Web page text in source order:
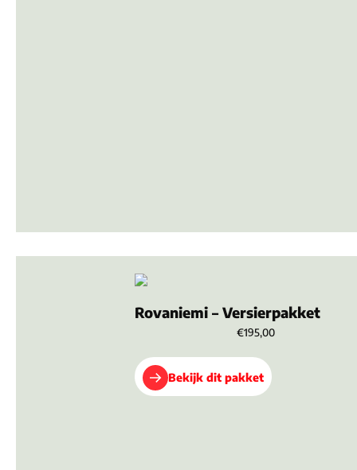
Rovaniemi – Versierpakket
€195,00
Bekijk dit pakket